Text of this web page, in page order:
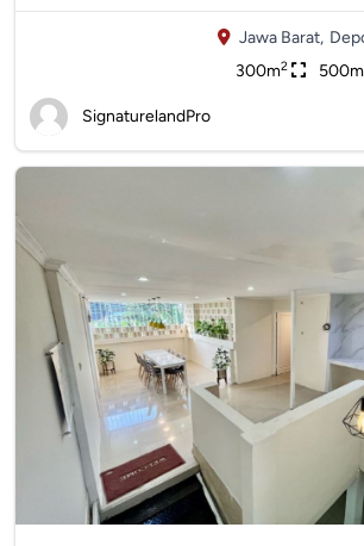
Jawa Barat,
300m2 500m
SignaturelandPro